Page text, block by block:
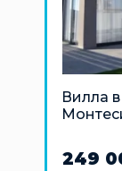
Вилла
249